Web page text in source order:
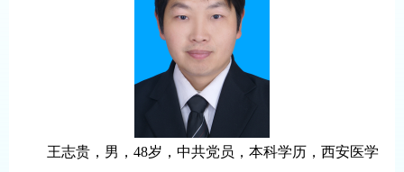
王志贵，男，48岁，中共党员，本科学历，西安医学